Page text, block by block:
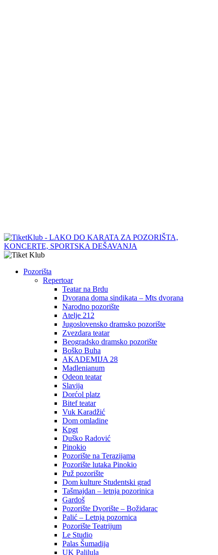
Pozorišta
Repertoar
Teatar na Brdu
Dvorana doma sindikata – Mts dvorana
Narodno pozorište
Atelje 212
Jugoslovensko dramsko pozorište
Zvezdara teatar
Beogradsko dramsko pozorište
Boško Buha
AKADEMIJA 28
Madlenianum
Odeon teatar
Slavija
Dorćol platz
Bitef teatar
Vuk Karadžić
Dom omladine
Kpgt
Duško Radović
Pinokio
Pozorište na Terazijama
Pozorište lutaka Pinokio
Puž pozorište
Dom kulture Studentski grad
Tašmajdan – letnja pozorinica
Gardoš
Pozorište Dvorište – Božidarac
Palić – Letnja pozornica
Pozorište Teatrijum
Le Studio
Palas Šumadija
UK Palilula